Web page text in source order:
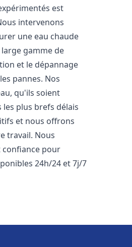
est
intervenons
une eau chaude
gamme de
et le dépannage
pannes. Nos
qu'ils soient
plus brefs délais
et nous offrons
travail. Nous
confiance pour
24h/24 et 7j/7